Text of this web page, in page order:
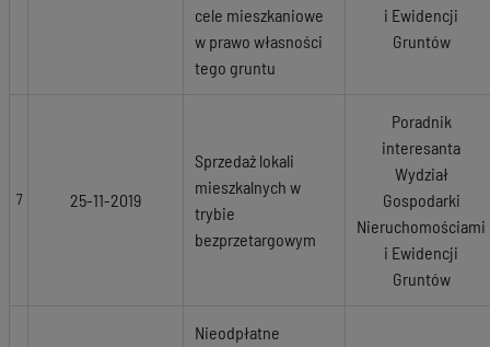
cele mieszkaniowe
w prawo własności
tego gruntu
i Ewidencji
Gruntów
7 25-11-2019
Sprzedaż lokali
mieszkalnych w
trybie
bezprzetargowym
Poradnik
interesanta
Wydział
Gospodarki
Nieruchomościami
i Ewidencji
Gruntów
Nieodpłatne